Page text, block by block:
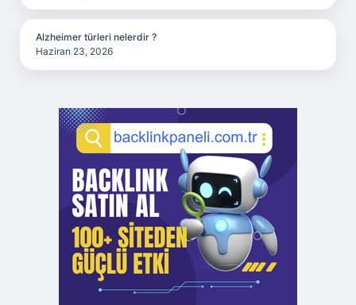
Alzheimer türleri nelerdir ?
Haziran 23, 2026